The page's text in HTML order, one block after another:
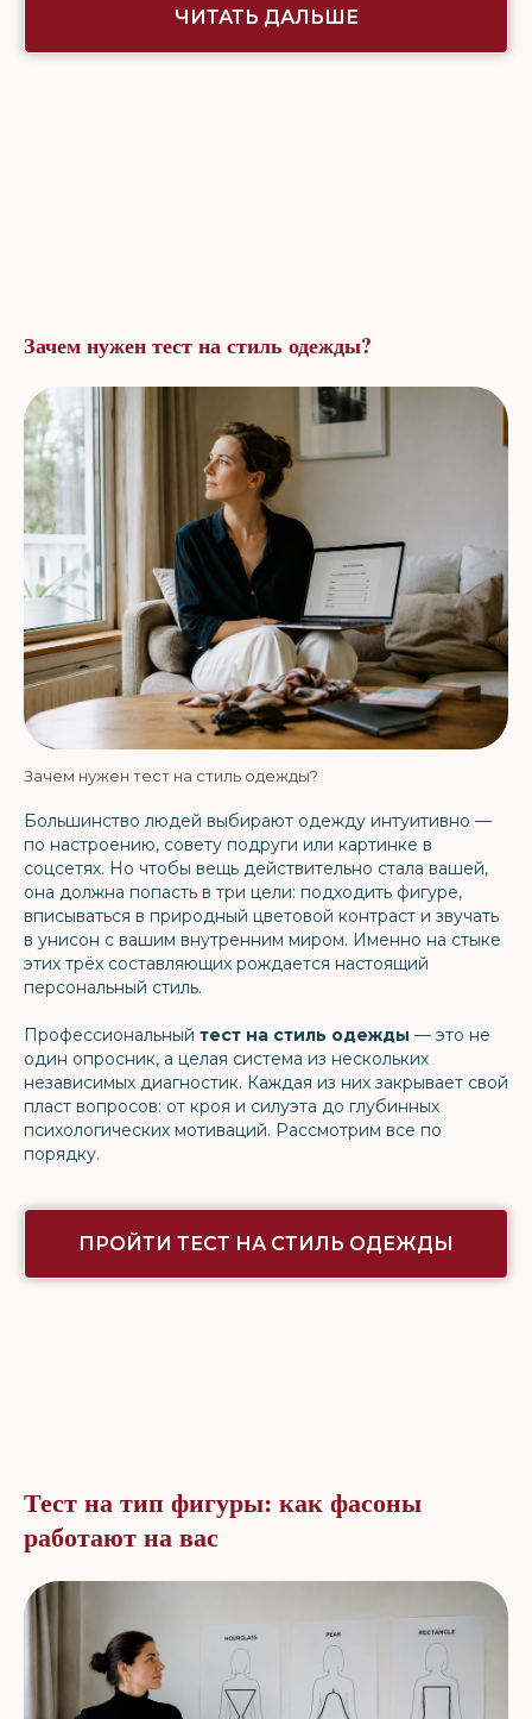
ЧИТАТЬ ДАЛЬШЕ
Зачем нужен тест на стиль одежды?
Зачем нужен тест на стиль одежды?
Большинство людей выбирают одежду интуитивно —
по настроению, совету подруги или картинке в
соцсетях. Но чтобы вещь действительно стала вашей,
она должна попасть в три цели: подходить фигуре,
вписываться в природный цветовой контраст и звучать
в унисон с вашим внутренним миром. Именно на стыке
этих трёх составляющих рождается настоящий
персональный стиль.
Профессиональный тест на стиль одежды — это не
один опросник, а целая система из нескольких
независимых диагностик. Каждая из них закрывает свой
пласт вопросов: от кроя и силуэта до глубинных
психологических мотиваций. Рассмотрим все по
порядку.
ПРОЙТИ ТЕСТ НА СТИЛЬ ОДЕЖДЫ
Тест на тип фигуры: как фасоны
работают на вас